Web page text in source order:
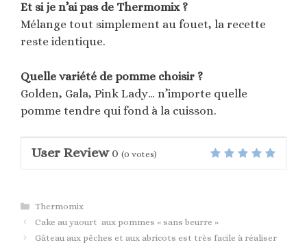
Et si je n’ai pas de Thermomix ?
Mélange tout simplement au fouet, la recette
reste identique.
Quelle variété de pomme choisir ?
Golden, Gala, Pink Lady… n’importe quelle
pomme tendre qui fond à la cuisson.
User Review 0 (0 votes)
Catégories
Thermomix
Cake au yaourt aux pommes « sans beurre »
Gâteau aux pêches et aux abricots est très facile à réaliser